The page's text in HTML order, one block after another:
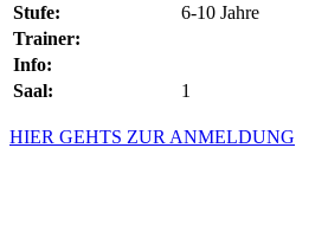
Stufe:
6-10 Jahre
Trainer:
Info:
Saal:
1
HIER GEHTS ZUR ANMELDUNG